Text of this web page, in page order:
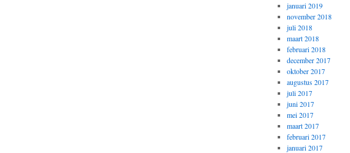
januari 2019
november 2018
juli 2018
maart 2018
februari 2018
december 2017
oktober 2017
augustus 2017
juli 2017
juni 2017
mei 2017
maart 2017
februari 2017
januari 2017